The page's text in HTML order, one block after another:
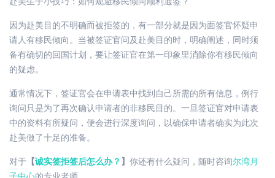
因为赴美目的不明确而被拒签的，有一部分就是因为面签官怀疑申
请人有移民倾向。当被签证官问及赴美目的时，明确阐述，同时须
备有确切的回国计划，要让签证官在第一印象里消除你有移民倾向
的疑虑。
通常情况下，签证官会在申请表中找到自己所需的所有信息，例行
询问只是为了再次确认申请者的非移民目的。一旦签证官对申请表
中的资料有所疑问，便会进行深度询问，以确保申请者确实为此次
赴美做了十足的准备。
对于 【诚实签拒签后怎么办？ 】 你还有什么疑问，随时咨询尔湾月